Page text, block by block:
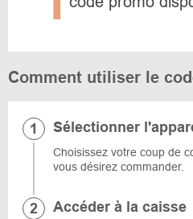
Comment utiliser le
Sélectionner
Choisissez votre coup de
vous désirez commander.
Accéder à la caisse